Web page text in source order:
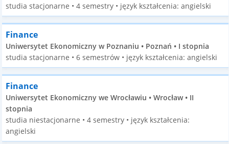
studia stacjonarne • 4 semestry • język kształcenia: angielski
Finance
Uniwersytet Ekonomiczny w Poznaniu • Poznań • I stopnia
studia stacjonarne • 6 semestrów • język kształcenia: angielski
Finance
Uniwersytet Ekonomiczny we Wrocławiu • Wrocław • II
stopnia
studia niestacjonarne • 4 semestry • język kształcenia:
angielski